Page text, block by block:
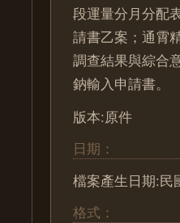
段運量分月分配
請書乙案；通霄
調查結果與綜合
鈉輸入申請書。
版本:原件
日期：
檔案產生日期:民
格式：